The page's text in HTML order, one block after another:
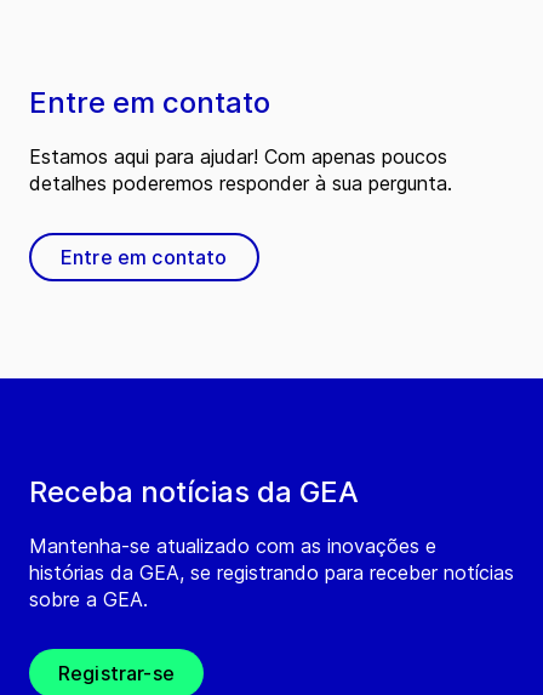
Receba notícias da GEA
Mantenha-se atualizado com as inovações e
histórias da GEA, se registrando para receber notícias
sobre a GEA.
Registrar-se
Entre em contato
Estamos aqui para ajudar! Com apenas poucos
detalhes poderemos responder à sua pergunta.
Entre em contato